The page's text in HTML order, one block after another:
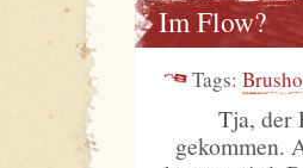
Im Flow?
Tags: Brusho
Tja, der
gekommen.